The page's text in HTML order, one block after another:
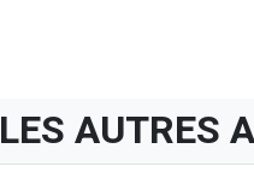
LES AUTRES